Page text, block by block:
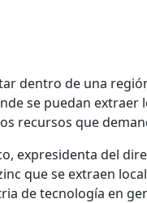
dentro de una
se puedan
recursos que
expresidenta del
que se extraen
de tecnología en